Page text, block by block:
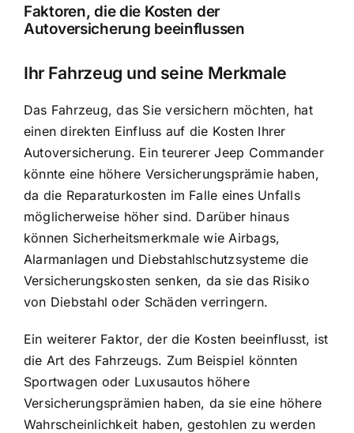
Faktoren, die die Kosten der
Autoversicherung beeinflussen
Ihr Fahrzeug und seine Merkmale
Das Fahrzeug, das Sie versichern möchten, hat
einen direkten Einfluss auf die Kosten Ihrer
Autoversicherung. Ein teurerer Jeep Commander
könnte eine höhere Versicherungsprämie haben,
da die Reparaturkosten im Falle eines Unfalls
möglicherweise höher sind. Darüber hinaus
können Sicherheitsmerkmale wie Airbags,
Alarmanlagen und Diebstahlschutzsysteme die
Versicherungskosten senken, da sie das Risiko
von Diebstahl oder Schäden verringern.
Ein weiterer Faktor, der die Kosten beeinflusst, ist
die Art des Fahrzeugs. Zum Beispiel könnten
Sportwagen oder Luxusautos höhere
Versicherungsprämien haben, da sie eine höhere
Wahrscheinlichkeit haben, gestohlen zu werden